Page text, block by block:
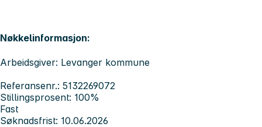
Nøkkelinformasjon:
Arbeidsgiver: Levanger kommune
Referansenr.: 5132269072
Stillingsprosent: 100%
Fast
Søknadsfrist: 10.06.2026